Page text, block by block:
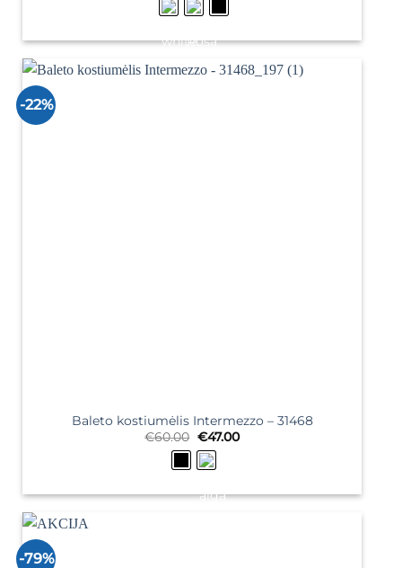
-22%
Baleto kostiumėlis Intermezzo – 31468
€60.00 Original
price
was:
€60.00.
€47.00Current
-79%